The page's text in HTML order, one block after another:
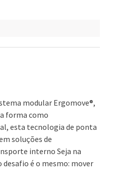
modular Ergomove®,
forma como
esta tecnologia de ponta
soluções de
interno Seja na
é o mesmo: mover